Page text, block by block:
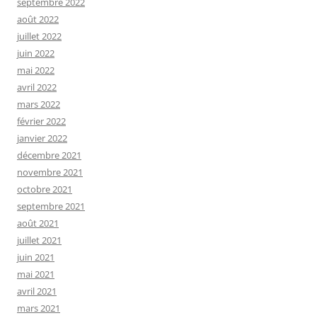
août 2022
juillet 2022
juin 2022
mai 2022
avril 2022
mars 2022
février 2022
janvier 2022
décembre 2021
novembre 2021
octobre 2021
septembre 2021
août 2021
juillet 2021
juin 2021
mai 2021
avril 2021
mars 2021